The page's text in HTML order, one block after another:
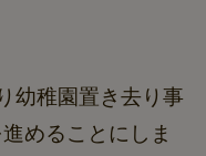
幼稚園置き去り事
めることにしま